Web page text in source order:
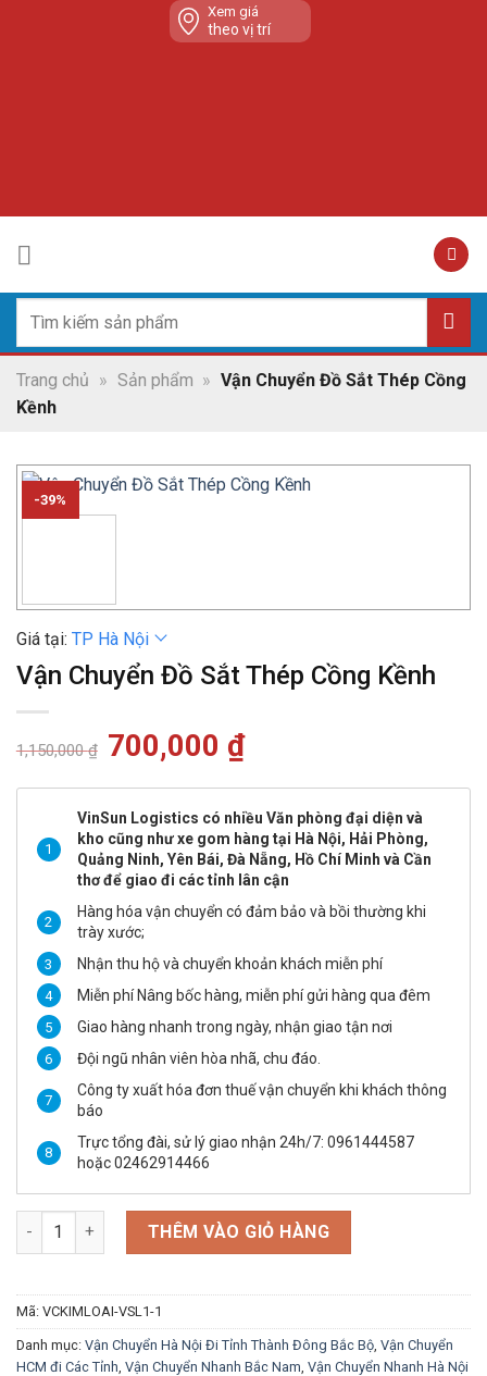
Xem giá
theo vị trí
kiếm:
Trang chủ » Sản phẩm » Vận Chuyển Đồ Sắt Thép Cồng
Kềnh
-39%
Giá tại: TP Hà Nội
Vận Chuyển Đồ Sắt Thép Cồng Kềnh
1,150,000₫ Giá
gốc
700,000 ₫Giá
700,000 ₫.
VinSun Logistics có nhiều Văn phòng đại diện và
kho cũng như xe gom hàng tại Hà Nội, Hải Phòng,
Quảng Ninh, Yên Bái, Đà Nẵng, Hồ Chí Minh và Cần
thơ để giao đi các tỉnh lân cận
Hàng hóa vận chuyển có đảm bảo và bồi thường khi
trày xước;
Nhận thu hộ và chuyển khoản khách miễn phí
Miễn phí Nâng bốc hàng, miễn phí gửi hàng qua đêm
Giao hàng nhanh trong ngày, nhận giao tận nơi
Đội ngũ nhân viên hòa nhã, chu đáo.
Công ty xuất hóa đơn thuế vận chuyển khi khách thông
báo
Trực tổng đài, sử lý giao nhận 24h/7: 0961444587
hoặc 02462914466
Vận Chuyển Đồ Sắt Thép Cồng Kềnh số lượng
THÊM VÀO GIỎ HÀNG
Mã: VCKIMLOAI-VSL1-1
Danh mục: Vận Chuyển Hà Nội Đi Tỉnh Thành Đông Bắc Bộ, Vận Chuyển
HCM đi Các Tỉnh Vận Chuyển Nhanh Bắc Nam Vận Chuyển Nhanh Hà Nội